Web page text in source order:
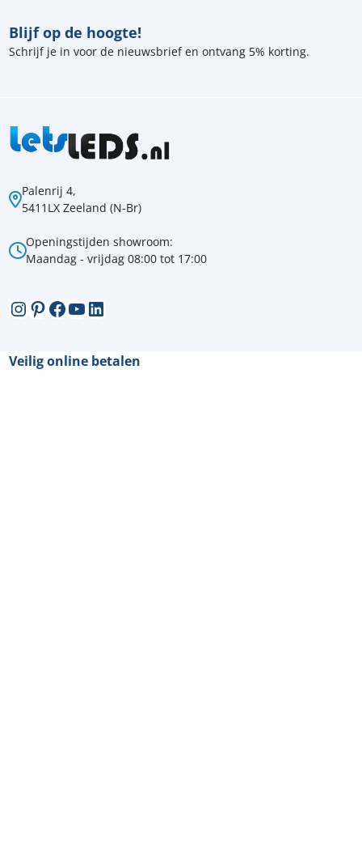
Palenrij 4,
5411LX Zeeland (N-Br)
Openingstijden showroom:
Maandag - vrijdag 08:00 tot 17:00
Instagram
Pinterest
Facebook
YouTube
LinkedIn
Blijf op de hoogte!
Schrijf je in voor de nieuwsbrief en ontvang 5% korting.
Veilig online betalen